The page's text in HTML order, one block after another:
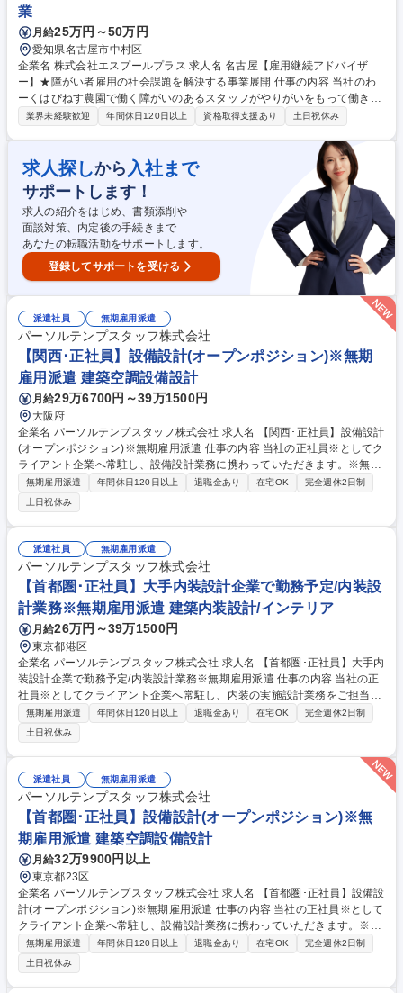
業
月給25万円～50万円
愛知県名古屋市中村区
企業名 株式会社エスプールプラス 求人名 名古屋【雇用継続アドバイザ
ー】★障がい者雇用の社会課題を解決する事業展開 仕事の内容 当社のわ
ーくはぴねす農園で働く障がいのあるスタッフがやりがいをもって働き続
けられるよう、参画企業と連携し、雇用継続のサポートを行うポジション
解決サポート■企業所属のサポートスタッフの相談対応やサポート■クライ
アント企業への状況報告や課題改善のサポート （変更の範囲:当社業務全
般） 【キャリアイメージ】まだまだ成長中の当社。手を挙げ、主体的な提
案をしやすいカルチャーのため、自己成長や事業成長を踏まえ、新しいポ
ジションや役職に就くチャンスは無限大です。 募集職種 名古屋【雇用継
続アドバイザー】★障がい者雇用の社会課題を解決する事業展開
業界未経験歓迎 年間休日120日以上 資格取得支援あり 土日祝休み
求人探しから 入社まで
サポートします！
求人の紹介をはじめ、書類添削や
面談対策、内定後の手続きまで
あなたの転職活動をサポートします。
登録してサポートを受ける
派遣社員 無期雇用派遣
パーソルテンプスタッフ株式会社
【関西･正社員】設備設計(オープンポジション)※無期
雇用派遣 建築空調設備設計
月給29万6700円～39万1500円
大阪府
企業名 パーソルテンプスタッフ株式会社 求人名 【関西･正社員】設備設計
(オープンポジション)※無期雇用派遣 仕事の内容 当社の正社員※としてク
ライアント企業へ常駐し、設備設計業務に携わっていただきます。※無期
雇用派遣 ■建物の空調・衛生設備などの設計業務：基本設計・実施設計・
工事監理 など をご担当いただきます。 ■設備システムの計画立案、負荷
計算、機器選定、配管・ダクトの経路検討など ■プロジェクト関係者との
調整や、それに伴う各種資料、図面およびBIMモデルの作成 など ※ご経験
に合わせて業務内容を決定いたします。 募集職種 【関西･正社員】設備設
計(オープンポジション)※無期雇用派遣
無期雇用派遣 年間休日120日以上 退職金あり 在宅OK
完全週休2日制
土日祝休み
派遣社員 無期雇用派遣
パーソルテンプスタッフ株式会社
【首都圏･正社員】大手内装設計企業で勤務予定/内装設
計業務※無期雇用派遣 建築内装設計/インテリア
月給26万円～39万1500円
東京都港区
企業名 パーソルテンプスタッフ株式会社 求人名 【首都圏･正社員】大手内
装設計企業で勤務予定/内装設計業務※無期雇用派遣 仕事の内容 当社の正
社員※としてクライアント企業へ常駐し、内装の実施設計業務をご担当い
ただきます。※無期雇用派遣 ◎在宅勤務あり ■内装意匠設計の実施設計業
務：Revitやパワーポイントやイラストレーターを使用しての内装図面
（平面図・展開図・什器図、設備図）などの設計図書や企画書の作成 ■3D
のモデリング：Revitを使用して、受領した平面データから3Dを立ち上
げ、内装の完成イメージの作成 ※上記業務以外にもプロポーザル用の資料
作成やマテリアルボードの作成等、デザイン補助業務も場合によっては対
応を依頼する可能性あり 募集職種 【首都圏･正社員】大手内装設計企業で
勤務予定/内装設計業務※無期雇用派遣
無期雇用派遣 年間休日120日以上 退職金あり 在宅OK
完全週休2日制
土日祝休み
派遣社員 無期雇用派遣
パーソルテンプスタッフ株式会社
【首都圏･正社員】設備設計(オープンポジション)※無
期雇用派遣 建築空調設備設計
月給32万9900円以上
東京都23区
企業名 パーソルテンプスタッフ株式会社 求人名 【首都圏･正社員】設備設
計(オープンポジション)※無期雇用派遣 仕事の内容 当社の正社員※として
クライアント企業へ常駐し、設備設計業務に携わっていただきます。※無
期雇用派遣 ■建物の空調・衛生設備などの設計業務：基本設計・実施設
計・工事監理 など をご担当いただきます。 ■設備システムの計画立案、
負荷計算、機器選定、配管・ダクトの経路検討など ■プロジェクト関係者
との調整や、それに伴う各種資料、図面およびBIMモデルの作成 など ※ご
無期雇用派遣 年間休日120日以上 退職金あり 在宅OK
完全週休2日制
土日祝休み